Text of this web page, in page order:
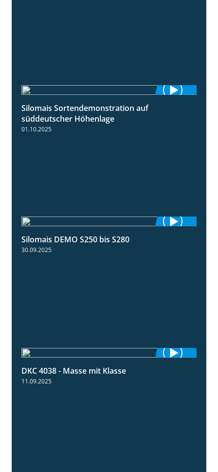
Silomais Sortendemonstration auf
süddeutscher Höhenlage
01.10.2025
Silomais DEMO S250 bis S280
30.09.2025
DKC 4038 - Masse mit Klasse
11.09.2025